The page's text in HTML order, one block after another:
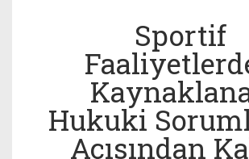
Sportif
Hukuki
Açısından